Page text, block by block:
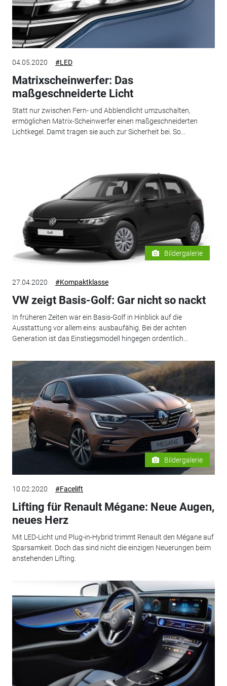
04.05.2020 #LED
Matrixscheinwerfer: Das
maßgeschneiderte Licht
Statt nur zwischen Fern- und Abblendlicht umzuschalten,
ermöglichen Matrix-Scheinwerfer einen maßgeschneiderten
Lichtkegel. Damit tragen sie auch zur Sicherheit bei. So...
Bildergalerie
27.04.2020 #Kompaktklasse
VW zeigt Basis-Golf: Gar nicht so nackt
In früheren Zeiten war ein Basis-Golf in Hinblick auf die
Ausstattung vor allem eins: ausbaufähig. Bei der achten
Generation ist das Einstiegsmodell hingegen ordentlich...
Bildergalerie
10.02.2020 #Facelift
Lifting für Renault Mégane: Neue Augen,
neues Herz
Mit LED-Licht und Plug-in-Hybrid trimmt Renault den Mégane auf
Sparsamkeit. Doch das sind nicht die einzigen Neuerungen beim
anstehenden Lifting.